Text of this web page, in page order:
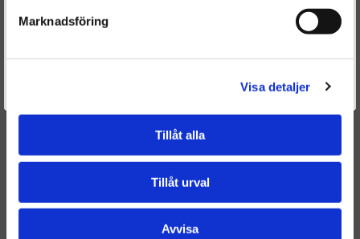
Marknadsföring
Visa detaljer
Tillåt alla
Tillåt urval
Avvisa
Del nummer:
VB21
den gamla turbon tillbaka till oss.
Deposition:
Som en säkerhet för att få tillbaka er gamla turbo tar vi ut
Välkommen tillbaka! Klicka här för att komma till dina sidor.
Givetvis går det även bra att handla utan att logga in.